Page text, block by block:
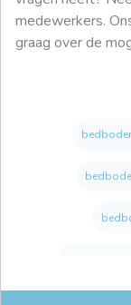
medewerkers.
graag over de